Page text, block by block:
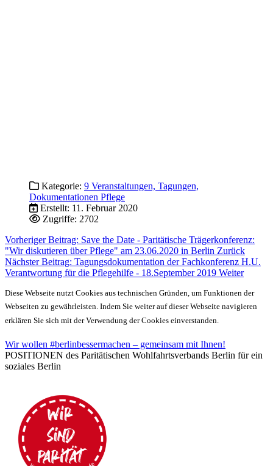
Kategorie: 9 Veranstaltungen, Tagungen,
Dokumentationen Pflege
Erstellt: 11. Februar 2020
Zugriffe: 2702
Vorheriger Beitrag: Save the Date - Paritätische Trägerkonferenz:
"Wir diskutieren über Pflege" am 23.06.2020 in Berlin Zurück
Nächster Beitrag: Tagungsdokumentation der Fachkonferenz H.U.
Verantwortung für die Pflegehilfe - 18.September 2019 Weiter
Diese Webseite nutzt Cookies aus technischen Gründen, um Funktionen der
Webseiten zu gewährleisten. Indem Sie weiter auf dieser Webseite navigieren
erklären Sie sich mit der Verwendung der Cookies einverstanden.
Wir wollen #berlinbessermachen – gemeinsam mit Ihnen!
POSITIONEN des Paritätischen Wohlfahrtsverbands Berlin für ein
soziales Berlin